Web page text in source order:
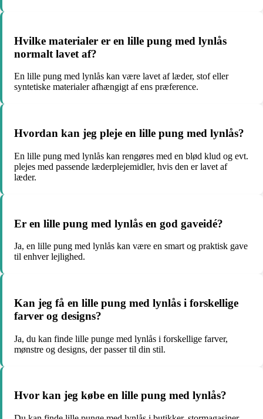
Hvilke materialer er en lille pung med lynlås
normalt lavet af?
En lille pung med lynlås kan være lavet af læder, stof eller
syntetiske materialer afhængigt af ens præference.
Hvordan kan jeg pleje en lille pung med lynlås?
En lille pung med lynlås kan rengøres med en blød klud og evt.
plejes med passende læderplejemidler, hvis den er lavet af
læder.
Er en lille pung med lynlås en god gaveidé?
Ja, en lille pung med lynlås kan være en smart og praktisk gave
til enhver lejlighed.
Kan jeg få en lille pung med lynlås i forskellige
farver og designs?
Ja, du kan finde lille punge med lynlås i forskellige farver,
mønstre og designs, der passer til din stil.
Hvor kan jeg købe en lille pung med lynlås?